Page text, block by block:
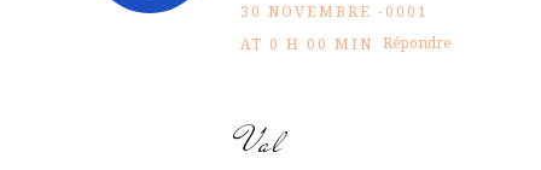
30 NOVEMBRE -0001
AT 0 H 00 MIN Répondre
Val